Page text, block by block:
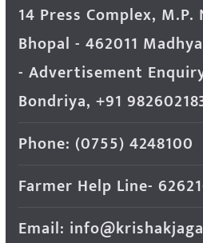
14 Press Complex, M.P.
Bhopal - 462011
- Advertisement
Bondriya, +91
Phone: (0755) 4248100
Farmer Help Line-
Email: